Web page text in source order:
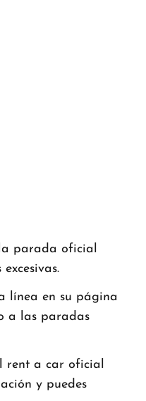
la parada oficial
línea en su página
a las paradas
rent a car oficial
y puedes